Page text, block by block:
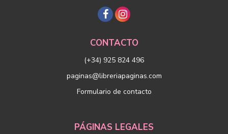
CONTACTO
(+34) 925 824 496
paginas@libreriapaginas.com
Formulario de contacto
PÁGINAS LEGALES